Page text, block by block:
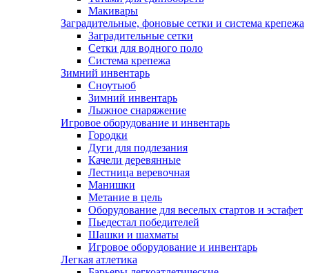
Макивары
Заградительные, фоновые сетки и система крепежа
Заградительные сетки
Сетки для водного поло
Система крепежа
Зимний инвентарь
Сноутьюб
Зимний инвентарь
Лыжное снаряжение
Игровое оборудование и инвентарь
Городки
Дуги для подлезания
Качели деревянные
Лестница веревочная
Манишки
Метание в цель
Оборудование для веселых стартов и эстафет
Пьедестал победителей
Шашки и шахматы
Игровое оборудование и инвентарь
Легкая атлетика